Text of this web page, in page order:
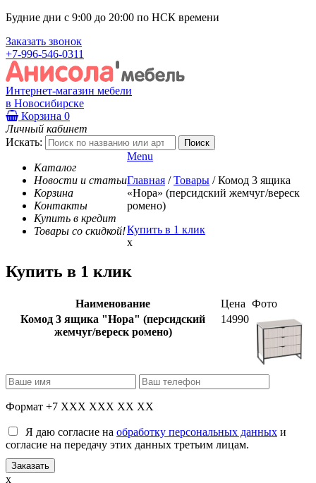
Будние дни с 9:00 до 20:00 по НСК времени
Заказать звонок
+7-996-546-0311
Интернет-магазин мебели
в Новосибирске
Корзина 0
Личный кабинет
Искать:
Каталог
Новости и статьи
Корзина
Контакты
Купить в кредит
Товары со скидкой!
Menu
Главная / Товары / Комод 3 ящика
«Нора» (персидский жемчуг/вереск
ромено)
Купить в 1 клик
x
Купить в 1 клик
Наименование Цена Фото
Комод 3 ящика "Нора" (персидский
жемчуг/вереск ромено)
14990
Формат +7 XXX XXX XX XX
Я даю согласие на обработку персональных данных и
согласие на передачу этих данных третьим лицам.
x